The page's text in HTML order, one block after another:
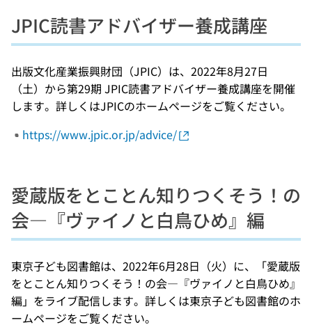
JPIC読書アドバイザー養成講座
出版文化産業振興財団（JPIC）は、2022年8月27日
（土）から第29期 JPIC読書アドバイザー養成講座を開催
します。詳しくはJPICのホームページをご覧ください。
https://www.jpic.or.jp/advice/
愛蔵版をとことん知りつくそう！の
会―『ヴァイノと白鳥ひめ』編
東京子ども図書館は、2022年6月28日（火）に、「愛蔵版
をとことん知りつくそう！の会―『ヴァイノと白鳥ひめ』
編」をライブ配信します。詳しくは東京子ども図書館のホ
ームページをご覧ください。